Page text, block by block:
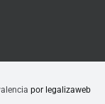
por legalizaweb